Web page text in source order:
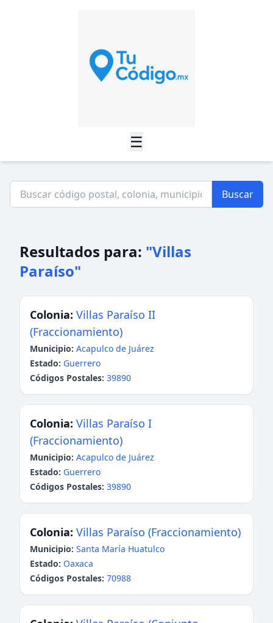
☰
Buscar
Resultados para: "Villas
Paraíso"
Colonia: Villas Paraíso II
(Fraccionamiento)
Municipio: Acapulco de Juárez
Estado: Guerrero
Códigos Postales: 39890
Colonia: Villas Paraíso I
(Fraccionamiento)
Municipio: Acapulco de Juárez
Estado: Guerrero
Códigos Postales: 39890
Colonia: Villas Paraíso (Fraccionamiento)
Municipio: Santa María Huatulco
Estado: Oaxaca
Códigos Postales: 70988